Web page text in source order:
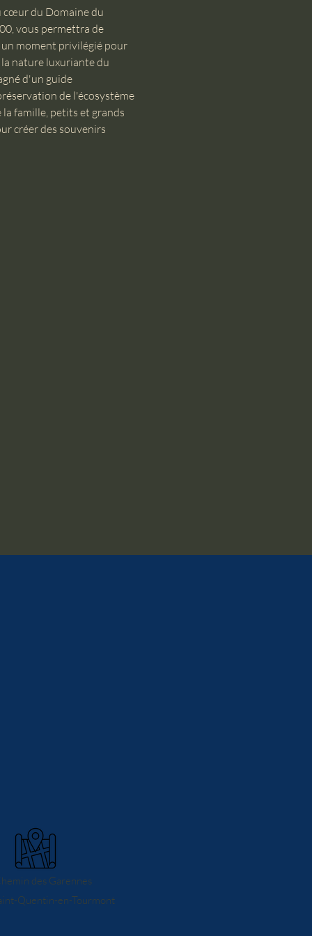
cœur du Domaine du
vous permettra de
moment privilégié pour
nature luxuriante du
d'un guide
de l'écosystème
famille, petits et grands
créer des souvenirs
des Garennes
Quentin-en-Tourmont